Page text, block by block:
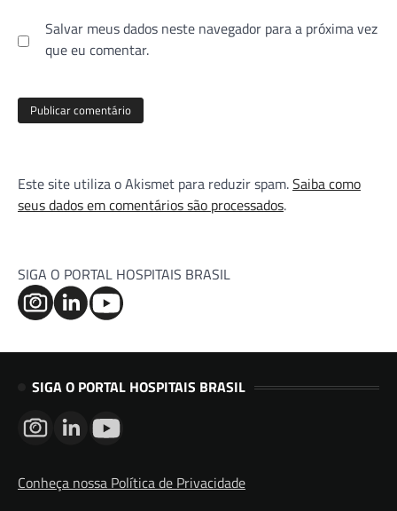
Salvar meus dados neste navegador para a próxima vez
que eu comentar.
Este site utiliza o Akismet para reduzir spam.Saiba como
seus dados em comentários são processados.
SIGA O PORTAL HOSPITAIS BRASIL
SIGA O PORTAL HOSPITAIS BRASIL
Conheça nossa Política de Privacidade